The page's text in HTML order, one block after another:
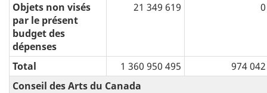
Objets non visés
par le présent
budget des
dépenses
21 349 619 0
Total 1 360 950 495
974 042
Conseil des Arts du Canada